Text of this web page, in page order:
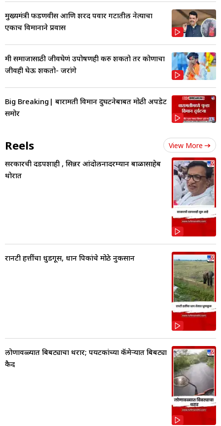
मुख्यमंत्री फडणवीस आणि शरद पवार गटातील नेत्याचा
एकाच विमानाने प्रवास
मी समाजासाठी जीवघेणं उपोषणही करु शकतो तर कोणाचा
जीवही घेऊ शकतो- जरांगे
Big Breaking| बारामती विमान दुर्घटनेबाबत मोठी अपडेट
समोर
Reels View More
सरकारची दडपशाही , सिन्नर आंदोलनादरम्यान बाळासाहेब
थोरात
रानटी हत्तींचा धुडगूस, धान पिकांचे मोठे नुकसान
लोणावळ्यात बिबट्याचा थरार; पर्यटकांच्या कॅमेऱ्यात बिबट्या
कैद